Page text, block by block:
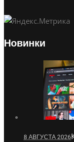
Новинки
8 АВГУСТА 2026